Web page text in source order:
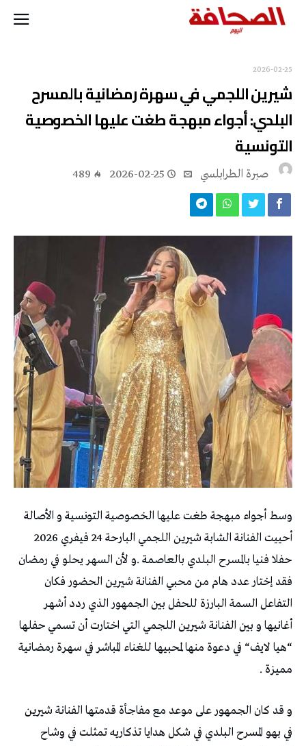
2026-02-25
شيرين اللجمي في سهرة رمضانية بالمسرح
البلدي: أجواء مبهجة طغت عليها الخصوصية
التونسية
صبرة الطرابلسي 2026-02-25
489
وسط أجواء مبهجة طغت عليها الخصوصية التونسية و الأصالة
أحييت الفنانة الشابة شيرين اللجمي البارحة 24 فيفري 2026
حفلا فنيا بالمسرح البلدي بالعاصمة .و لأن السهر يحلو في رمضان
فقد إختار عدد هام من محبي الفنانة شيرين الحضور فكان
التفاعل السمة البارزة للحفل بين الجمهور الذي ردد أشهر
أغانيها و بين الفنانة شيرين اللجمي التي اختارت أن تسمي حفلها
“هيا لايف“ في دعوة منها لمحبيها للغناء المباشر في سهرة رمضانية
مميزة .
و قد كان الجمهور على موعد مع مفاجأة قدمتها الفنانة شيرين
في بهو المسرح البلدي في شكل هدايا تذكاريه تمثلت في وشاح